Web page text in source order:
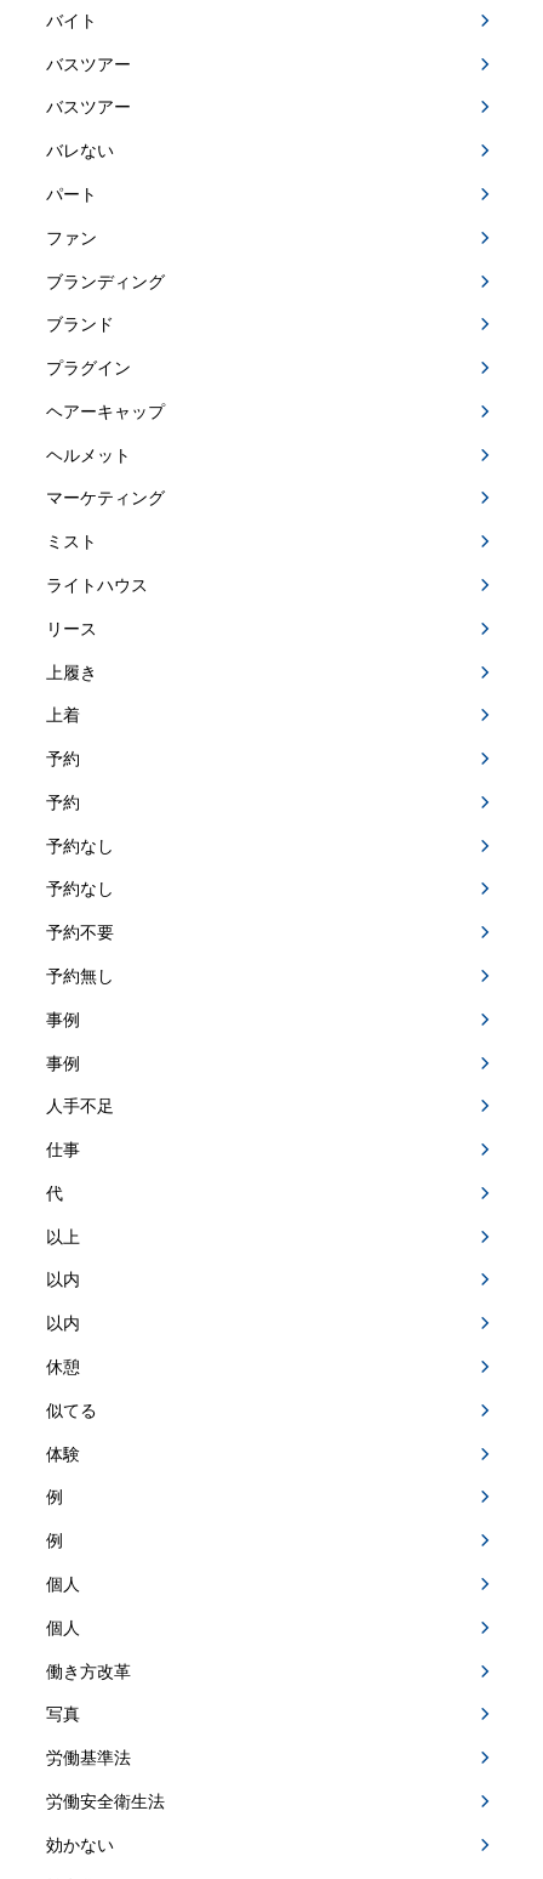
バイト
バスツアー
バスツアー
バレない
パート
ファン
ブランディング
ブランド
プラグイン
ヘアーキャップ
ヘルメット
マーケティング
ミスト
ライトハウス
リース
上履き
上着
予約
予約
予約なし
予約なし
予約不要
予約無し
事例
事例
人手不足
仕事
代
以上
以内
以内
休憩
似てる
体験
例
例
個人
個人
働き方改革
写真
労働基準法
労働安全衛生法
効かない